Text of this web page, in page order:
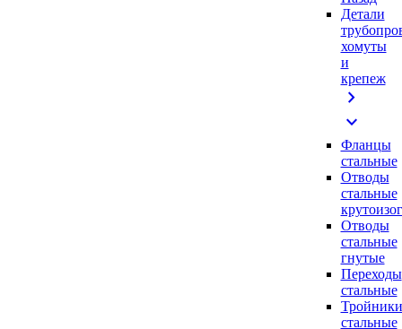
Детали
хомуты
и
крепеж
chevron_right
expand_more
Фланцы
стальные
Отводы
стальные
Отводы
стальные
гнутые
Переходы
стальные
Тройники
стальные